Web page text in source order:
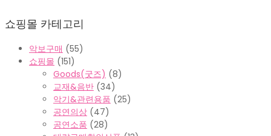
격:
격:
쇼핑몰 카테고리
악보구매 (55)
쇼핑몰 (151)
Goods(굿즈) (8)
교재&음반 (34)
악기&관련용품 (25)
공연의상 (47)
공연소품 (28)